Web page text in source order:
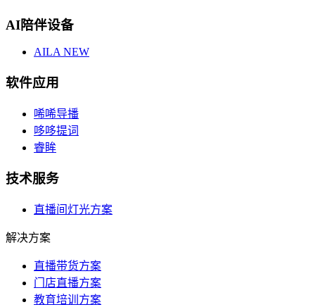
AI陪伴设备
AILA NEW
软件应用
唏唏导播
哆哆提词
睿眸
技术服务
直播间灯光方案
解决方案
直播带货方案
门店直播方案
教育培训方案